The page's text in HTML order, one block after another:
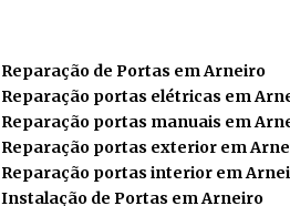
Reparação de Portas em Arneiro
Reparação portas elétricas em
Reparação portas manuais em
Reparação portas exterior em
Reparação portas interior em
Instalação de Portas em Arneiro